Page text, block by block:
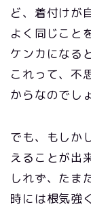
ど、着付けが
よく同じこと
ケンカになる
これって、不
からなのでし
でも、もしか
えることが出
しれず、たま
時には根気強